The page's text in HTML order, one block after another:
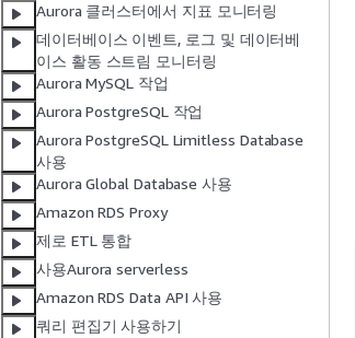
Aurora 클러스터에서 지표 모니터링
데이터베이스 이벤트, 로그 및 데이터베
이스 활동 스트림 모니터링
Aurora MySQL 작업
Aurora PostgreSQL 작업
Aurora PostgreSQL Limitless Database
사용
Aurora Global Database 사용
Amazon RDS Proxy
제로 ETL 통합
사용Aurora serverless
Amazon RDS Data API 사용
쿼리 편집기 사용하기